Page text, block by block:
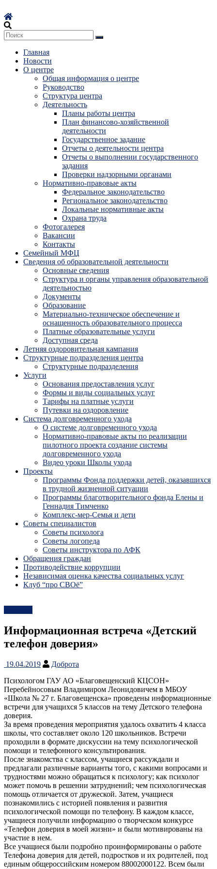
к
содержимому
Главная
Новости
О центре
Общая информация о центре
Руководство
Структура центра
Деятельность
Планы работы центра
План финансово-хозяйственной
деятельности
Государственное задание
Отчеты о деятельности центра
Отчеты о выполнении государственного
задания
Проверки надзорными органами
Нормативно-правовые акты
Федеральное законодательство
Региональное законодательство
Локальные нормативные акты
Охрана труда
Фотогалерея
Вакансии
Контакты
Семейный МФЦ
Сведения об образовательной деятельности
Основные сведения
Структура и органы управления образовательной
деятельностью
Документы
Образование
Материально-техническое обеспечение и
оснащенность образовательного процесса
Платные образовательные услуги
Доступная среда
Летняя оздоровительная кампания
Структурные подразделения центра
Структурные подразделения
Услуги
Основания предоставления услуг
Формы и виды социальных услуг
Тарифы на платные услуги
Путевки на оздоровление
Система долговременного ухода
О системе долговременного ухода
Нормативно-правовые акты по реализации
пилотного проекта создание системы
долговременного ухода
Видео уроки Школы ухода
Проекты
Программы Фонда поддержки детей, оказавшихся
в трудной жизненной ситуации
Программы благотворительного фонда Елены и
Геннадия Тимченко
Комплекс-мер-Семья и дети
Советы специалистов
Советы психолога
Советы логопеда
Советы инструктора по АФК
Обращения граждан
Противодействие коррупции
Независимая оценка качества социальных услуг
Клуб “про СВОё”
Информационная встреча «Детский
телефон доверия»
19.04.2019
Доброта
Психологом ГАУ АО «Благовещенский КЦСОН»
Перебейносовым Владимиром Леонидовичем в МБОУ
«Школа № 27 г. Благовещенска» проведены информационные
встречи для учащихся 5 классов на тему Детского телефона
доверия.
За время проведения мероприятия удалось охватить 4 класса
школы, что составляет около 120 школьников. Встречи
проходили в формате дискуссии на тему психологической
помощи и телефонного консультирования.
После знакомства с классом, учащиеся рассуждали и
предлагали различные варианты того, с какими вопросами и
трудностями можно обращаться к психологу; как психолог
может помочь в решении затруднений; чем психологическая
помощь отличается от дружеской. Затем, учащиеся
познакомились с историей появления и развития
психологической помощи по телефону. В каждом классе,
учащиеся получили информацию о творческом конкурсе
«Телефон доверия в моей жизни» и были мотивированы на
участие в нем.
Все учащиеся были подробно проинформированы о работе
Телефона доверия для детей, подростков и их родителей, под
единым общероссийским номером 88002000122. Всем были